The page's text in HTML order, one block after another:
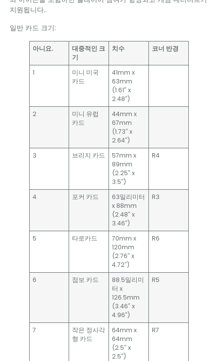
지원됩니다..
일반 카드 크기:
아니요.
대중적인 크
기
치수 코너 반경
1
미니 미국
카드
41mm x
63mm
(1.61″ x
2.48″)
2
미니 유럽
카드
44mm x
67mm
(1.73″ x
2.64″)
3
브리지 카드
57mm x
89mm
(2.25″ x
3.5″)
R4
4 포커 카드
63밀리미터
x 88mm
(2.48″ x
3.46″)
R3
5 타로카드
70mm x
120mm
(2.76″ x
4.72″)
R6
6 점보 카드
88.5밀리미
터 x
126.5mm
(3.46″ x
4.96″)
R5
7
작은 정사각
형 카드
64mm x
64mm
(2.5″ x
2.5″)
R7